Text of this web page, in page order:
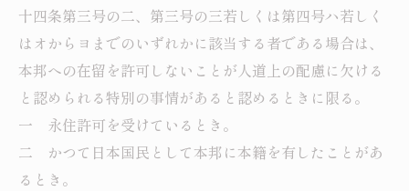
十四条第三号の二、第三号の三若しくは第四号ハ若しく
はオからヨまでのいずれかに該当する者である場合は、
本邦への在留を許可しないことが人道上の配慮に欠ける
と認められる特別の事情があると認めるときに限る。
一 永住許可を受けているとき。
二 かつて日本国民として本邦に本籍を有したことがあ
るとき。